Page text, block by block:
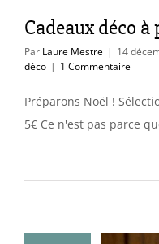
Cadeaux déco
Par Laure Mestre | 14
déco | 1 Commentaire
Préparons Noël !
5€ Ce n'est pas parce